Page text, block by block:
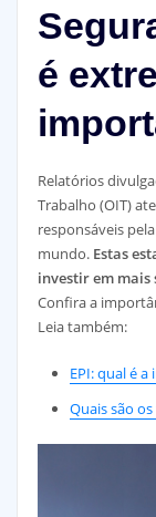
é
Relatórios
Trabalho (OIT)
responsáveis
mundo.Estas
investir em mais
Confira a
Leia também:
EPI: qual é
Quais são